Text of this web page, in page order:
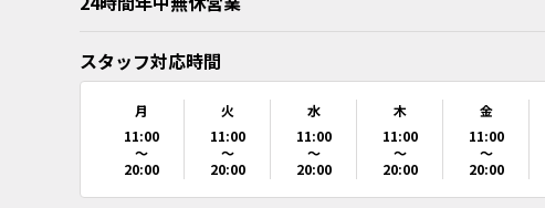
スタッフ対応時間
月
11:00
～
20:00
火
11:00
～
20:00
水
11:00
～
20:00
木
11:00
～
20:00
金
11:00
～
20:00